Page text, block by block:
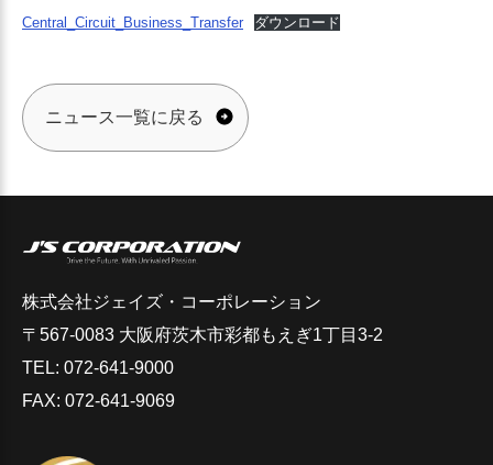
Central_Circuit_Business_Transfer ダウンロード
ニュース一覧に戻る
株式会社ジェイズ・コーポレーション
〒567-0083 大阪府茨木市彩都もえぎ1丁目3-2
TEL: 072-641-9000
FAX: 072-641-9069